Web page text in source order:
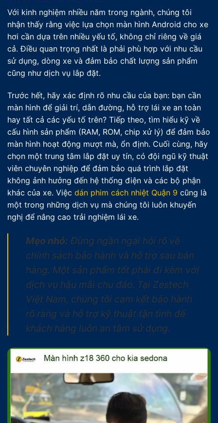
Với kinh nghiệm nhiều năm trong ngành, chúng tôi
nhận thấy rằng việc lựa chọn màn hình Android cho xe
hơi cần dựa trên nhiều yếu tố, không chỉ riêng về giá
cả. Điều quan trọng nhất là phải phù hợp với nhu cầu
sử dụng, dòng xe và đảm bảo chất lượng sản phẩm
cũng như dịch vụ lắp đặt.
Trước hết, hãy xác định rõ nhu cầu của bạn: bạn cần
màn hình để giải trí, dẫn đường, hỗ trợ lái xe an toàn
hay tất cả các yếu tố trên? Tiếp theo, tìm hiểu kỹ về
cấu hình sản phẩm (RAM, ROM, chip xử lý) để đảm bảo
màn hình hoạt động mượt mà, ổn định. Cuối cùng, hãy
chọn một trung tâm lắp đặt uy tín, có đội ngũ kỹ thuật
viên chuyên nghiệp để đảm bảo quá trình lắp đặt
không ảnh hưởng đến hệ thống điện và các bộ phận
khác của xe. Việc dán phim cách nhiệt Quận 9 cũng là
một trong những dịch vụ mà chúng tôi luôn khuyến
nghị để nâng cao trải nghiệm lái xe.
Mẹo nhỏ: Đừng ngần ngại hỏi rõ về
chính sách bảo hành và hỗ trợ sau bán
hàng. Một sản phẩm tốt phải đi kèm với
dịch vụ hậu mãi chu đáo. Tại Zestech
Việt Nam, chúng tôi cam kết bảo hành
rõ ràng và hỗ trợ kỹ thuật tận tình để
khách hàng luôn an tâm sử dụng.